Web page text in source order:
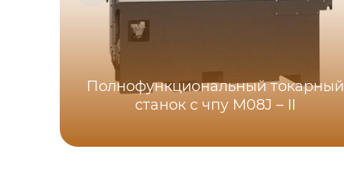
Полнофункциональный токарный
станок с чпу M08J – II